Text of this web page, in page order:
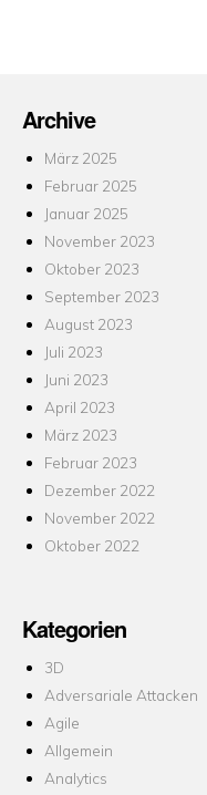
Archive
März 2025
Februar 2025
Januar 2025
November 2023
Oktober 2023
September 2023
August 2023
Juli 2023
Juni 2023
April 2023
März 2023
Februar 2023
Dezember 2022
November 2022
Oktober 2022
Kategorien
3D
Adversariale Attacken
Agile
Allgemein
Analytics